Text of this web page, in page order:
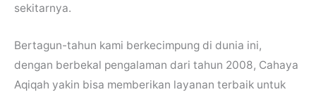
sekitarnya.
Bertagun-tahun kami berkecimpung di dunia ini,
dengan berbekal pengalaman dari tahun 2008, Cahaya
Aqiqah yakin bisa memberikan layanan terbaik untuk